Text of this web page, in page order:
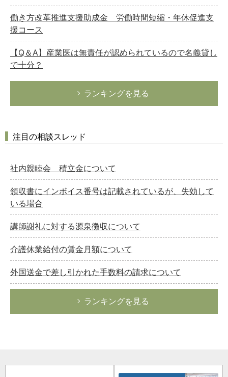
働き方改革推進支援助成金 労働時間短縮・年休促進支
援コース
【Q＆A】産業医は無責任が認められているので名義貸し
で十分？
ランキングを見る
注目の相談スレッド
社内親睦会 積立金について
領収書にインボイス番号は記載されているが、失効して
いる場合
講師謝礼に対する源泉徴収について
介護休業給付の賃金月額について
外国送金で差し引かれた手数料の請求について
ランキングを見る